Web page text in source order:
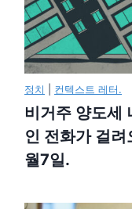
정치 컨텍스트 레터.
비거주 양도세
인 전화가 걸
월7일.